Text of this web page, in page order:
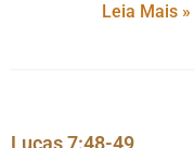
Leia Mais »
Lucas 7:48-49